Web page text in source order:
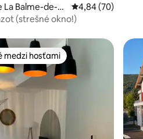
La Balme-de-T
Priemerné
4,84 (70)
(strešné okno!)
medzi hosťami
medzi hosťami